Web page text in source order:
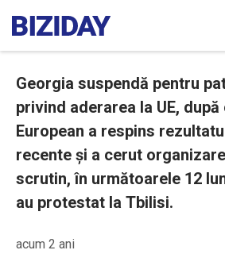
Georgia suspendă pentru
privind aderarea la UE,
European a respins
recente și a cerut
scrutin, în următoarele 12
au protestat la Tbilisi.
acum 2 ani